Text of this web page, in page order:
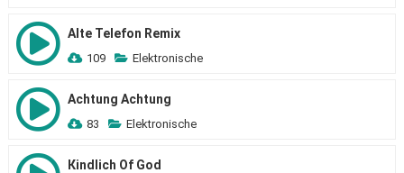
Alte Telefon Remix
109 Elektronische
Achtung Achtung
83 Elektronische
Кindlich Of God